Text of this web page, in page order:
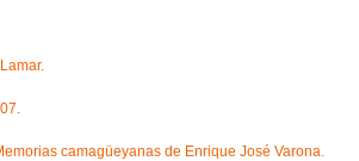
camagüeyanas de Enrique José Varona.